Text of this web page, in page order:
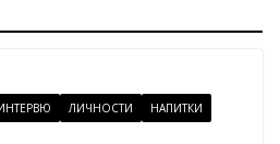
ЛИЧНОСТИ
НАПИТКИ